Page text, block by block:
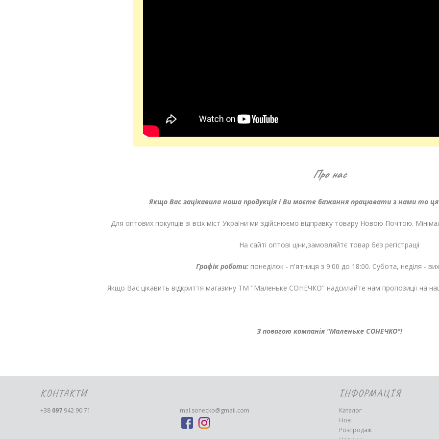
Про нас
Якщо Вас зацікавила наша продукція і Ви маєте бажання працювати з нами то ця
Для оптових покупців зі всіх міст України ми здійснюємо відправку товару Новою Почтою.
На сайті оптові ціни,замовляйтє товар без регістраціі
Графік роботи: понеділок - п'ятниця з 9:00 до 18:00. Субота, неділя -
Якщо Вас цікавить відкриття магазину ТМ "Маленьке СОНЕЧКО" надсилайте нам пропозиції на
З повагою компанія "Маленьке СОНЕЧКО"!
КОНТАКТИ
+38 097 942 90 71 mal.sonecko@gmail.com
ІНФОРМАЦІЯ
Каталог
Нові
Розпродаж